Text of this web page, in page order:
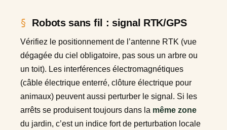
Robots sans fil : signal RTK/GPS
Vérifiez le positionnement de l’antenne RTK (vue
dégagée du ciel obligatoire, pas sous un arbre ou
un toit). Les interférences électromagnétiques
(câble électrique enterré, clôture électrique pour
animaux) peuvent aussi perturber le signal. Si les
arrêts se produisent toujours dans la même zone
du jardin, c’est un indice fort de perturbation locale